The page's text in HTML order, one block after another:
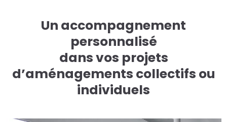
Un accompagnement
personnalisé
dans vos projets
d’aménagements collectifs ou
individuels